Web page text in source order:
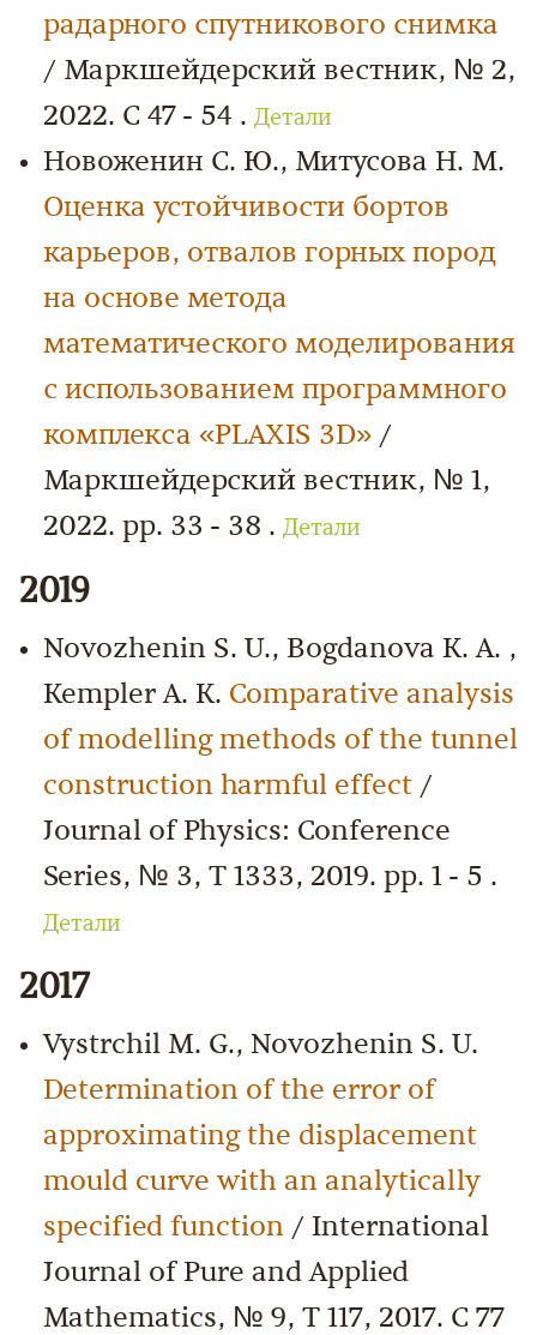
радарного спутникового снимка
/ Маркшейдерский вестник, № 2,
2022. С 47 - 54 . Детали
Новоженин С. Ю., Митусова Н. М.
Оценка устойчивости бортов
карьеров, отвалов горных пород
на основе метода
математического моделирования
с использованием программного
комплекса «PLAXIS 3D» /
Маркшейдерский вестник, № 1,
2022. pp. 33 - 38 . Детали
2019
Novozhenin S. U., Bogdanova K. A. ,
Kempler A. K. Comparative analysis
of modelling methods of the tunnel
construction harmful effect /
Journal of Physics: Conference
Series, № 3, Т 1333, 2019. pp. 1 - 5 .
Детали
2017
Vystrchil M. G., Novozhenin S. U.
Determination of the error of
approximating the displacement
mould curve with an analytically
specified function / International
Journal of Pure and Applied
Mathematics, № 9, Т 117, 2017. С 77